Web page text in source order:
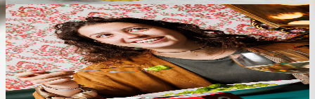
Le plat du mois au prix d'un plat de pâtes à la tomate !
BIG DROP
Nous tenons à nos fidèles et nous proposons le plat
du moment à 7€.
Parce qu’à Miscusi, pour bien manger, il suffit de peu
;)
Découvrez le plat de ce mois-ci.